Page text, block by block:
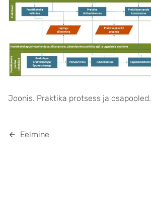
Joonis. Praktika protsess ja osapooled.
Eelmine